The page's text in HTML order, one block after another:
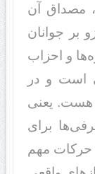
مصد‌‌اق آن
بر جوانان
و احزاب
است و د‌‌ر
هست. یعنی
برای
حرکات مهم